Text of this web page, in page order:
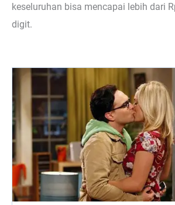
keseluruhan bisa mencapai lebih dari
digit.